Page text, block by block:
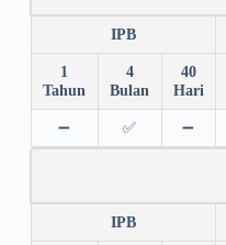
IPB
1
Tahun
4
Bulan
40
Hari
➖ ✅ ➖
IPB